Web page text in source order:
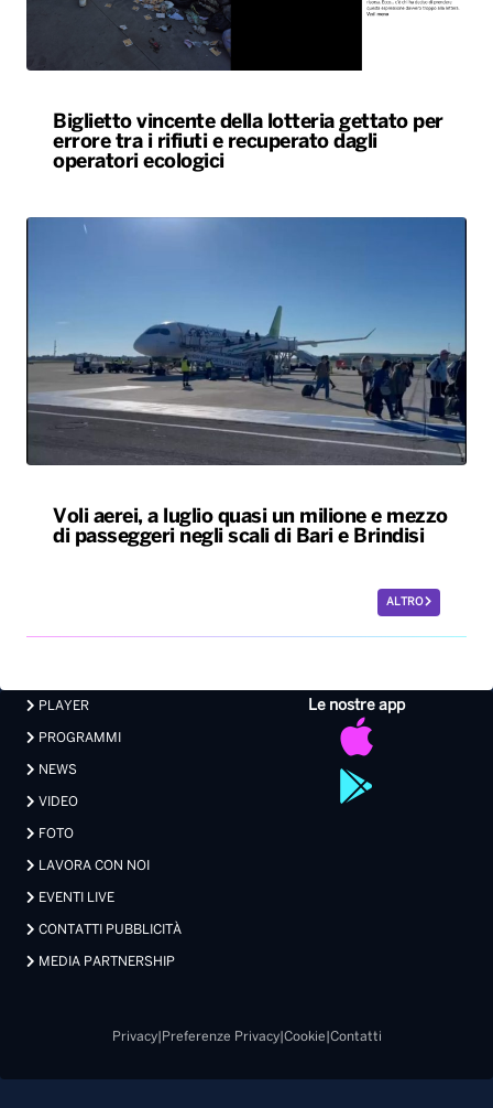
Biglietto vincente della lotteria gettato per
errore tra i rifiuti e recuperato dagli
operatori ecologici
Voli aerei, a luglio quasi un milione e mezzo
di passeggeri negli scali di Bari e Brindisi
ALTRO
Le nostre app
PLAYER
PROGRAMMI
NEWS
VIDEO
FOTO
LAVORA CON NOI
EVENTI LIVE
CONTATTI PUBBLICITÀ
MEDIA PARTNERSHIP
Privacy| Preferenze Privacy| Cookie Contatti